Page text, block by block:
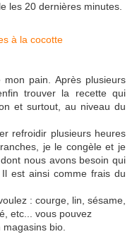
les 20 dernières minutes.
pain. Après plusieurs
trouver la recette qui
et surtout, au niveau du
refroidir plusieurs heures
je le congèle et je
nous avons besoin qui
est ainsi comme frais du
: courge, lin, sésame,
etc... vous pouvez
bio.